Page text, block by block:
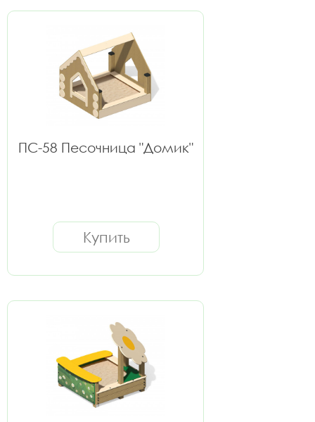
ПС-58 Песочница "Домик"
Купить